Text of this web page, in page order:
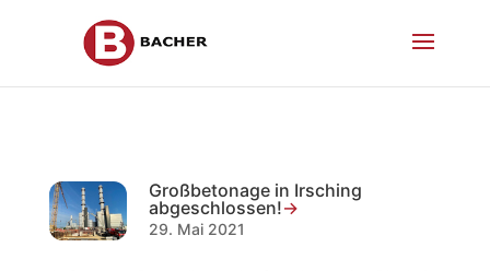
Großbetonage in Irsching
abgeschlossen!
29. Mai 2021